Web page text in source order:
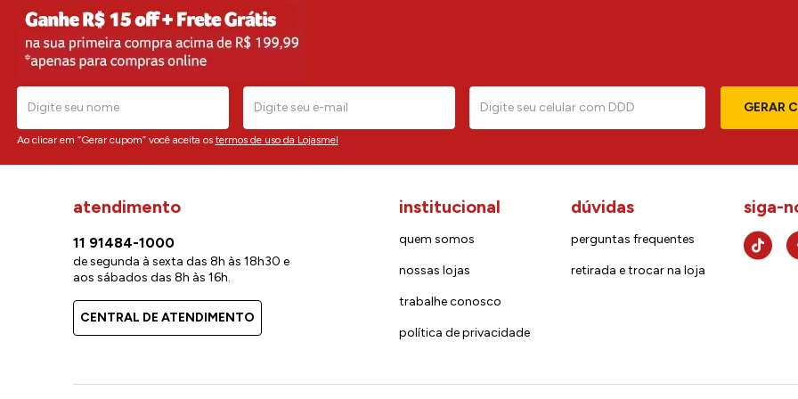
GERAR
Ao clicar em “Gerar cupom” você aceita os termos de uso da Lojasmel
atendimento
11 91484-1000
de segunda à sexta das 8h às 18h30 e
aos sábados das 8h às 16h.
CENTRAL DE ATENDIMENTO
institucional
quem somos
nossas lojas
trabalhe conosco
política de privacidade
dúvidas
perguntas frequentes
retirada e trocar na loja
siga-